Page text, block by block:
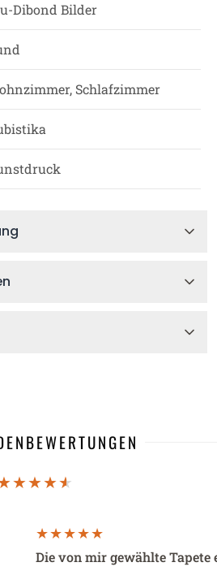
Dibond Bilder
Schlafzimmer
Die von mir gewählte